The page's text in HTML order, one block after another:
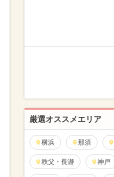
厳選オススメエリア
横浜 那須
秩父・長瀞 神戸